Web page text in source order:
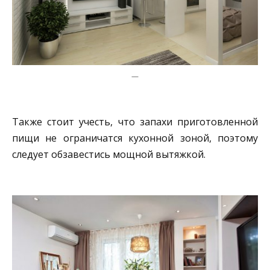
—
Также стоит учесть, что запахи приготовленной
пищи не ограничатся кухонной зоной, поэтому
следует обзавестись мощной вытяжкой.